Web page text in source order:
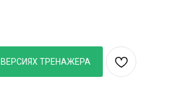
ТРЕНАЖЕРА